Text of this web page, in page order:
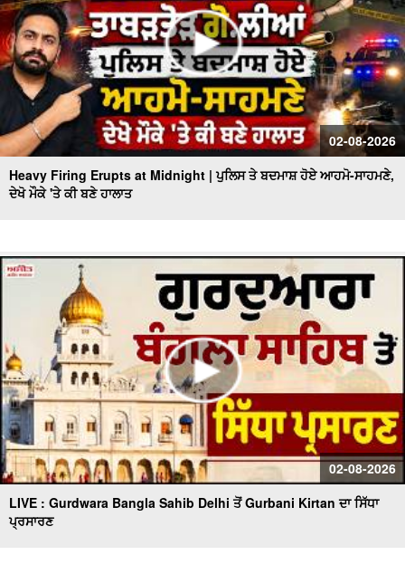
02-08-2026
Heavy Firing Erupts at Midnight | ਪੁਲਿਸ ਤੇ ਬਦਮਾਸ਼ ਹੋਏ ਆਹਮੋ-ਸਾਹਮਣੇ,
ਦੇਖੋ ਮੌਕੇ 'ਤੇ ਕੀ ਬਣੇ ਹਾਲਾਤ
02-08-2026
LIVE : Gurdwara Bangla Sahib Delhi ਤੋਂ Gurbani Kirtan ਦਾ ਸਿੱਧਾ
ਪ੍ਰਸਾਰਣ